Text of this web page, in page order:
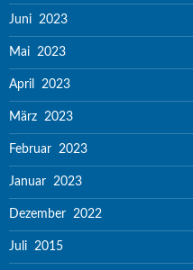
Juni 2023
Mai 2023
April 2023
März 2023
Februar 2023
Januar 2023
Dezember 2022
Juli 2015